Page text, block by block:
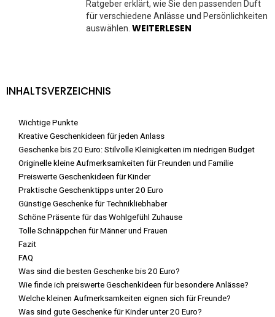
Ratgeber erklärt, wie Sie den passenden Duft
für verschiedene Anlässe und Persönlichkeiten
auswählen. WEITERLESEN
INHALTSVERZEICHNIS
Wichtige Punkte
Kreative Geschenkideen für jeden Anlass
Geschenke bis 20 Euro: Stilvolle Kleinigkeiten im niedrigen Budget
Originelle kleine Aufmerksamkeiten für Freunden und Familie
Preiswerte Geschenkideen für Kinder
Praktische Geschenktipps unter 20 Euro
Günstige Geschenke für Technikliebhaber
Schöne Präsente für das Wohlgefühl Zuhause
Tolle Schnäppchen für Männer und Frauen
Fazit
FAQ
Was sind die besten Geschenke bis 20 Euro?
Wie finde ich preiswerte Geschenkideen für besondere Anlässe?
Welche kleinen Aufmerksamkeiten eignen sich für Freunde?
Was sind gute Geschenke für Kinder unter 20 Euro?